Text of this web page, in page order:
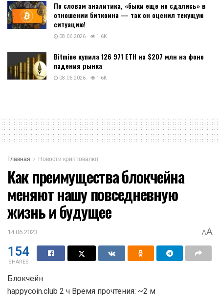
По словам аналитика, «быки еще не сдались» в
отношении биткоина — так он оценил текущую
ситуацию!
08.06.2026 1.6K
Bitmine купила 126 971 ETH на $207 млн на фоне
падения рынка
08.06.2026 1.6K
Главная Новости криптовалют
Как преимущества блокчейна
меняют нашу повседневную
жизнь и будущее
14.06.2023 AA
154
SHARES
Блокчейн
happycoin.club 2 ч Время прочтения: ~2 м